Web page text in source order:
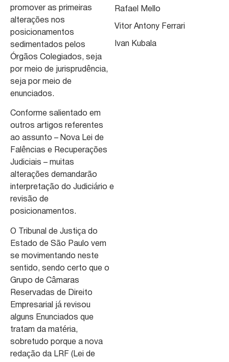
promover as primeiras
alterações nos
posicionamentos
sedimentados pelos
Órgãos Colegiados, seja
por meio de jurisprudência,
seja por meio de
enunciados.
Conforme salientado em
outros artigos referentes
ao assunto – Nova Lei de
Falências e Recuperações
Judiciais – muitas
alterações demandarão
interpretação do Judiciário e
revisão de
posicionamentos.
O Tribunal de Justiça do
Estado de São Paulo vem
se movimentando neste
sentido, sendo certo que o
Grupo de Câmaras
Reservadas de Direito
Empresarial já revisou
alguns Enunciados que
tratam da matéria,
sobretudo porque a nova
redação da LRF (Lei de
Rafael Mello
Vitor Antony Ferrari
Ivan Kubala